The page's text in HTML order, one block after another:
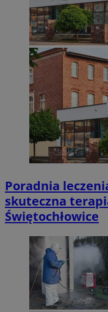
Poradnia
skuteczna
Świętochłowice